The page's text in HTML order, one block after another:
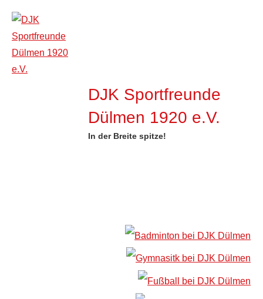
Inhalt
springen
DJK Sportfreunde
Dülmen 1920 e.V.
In der Breite spitze!